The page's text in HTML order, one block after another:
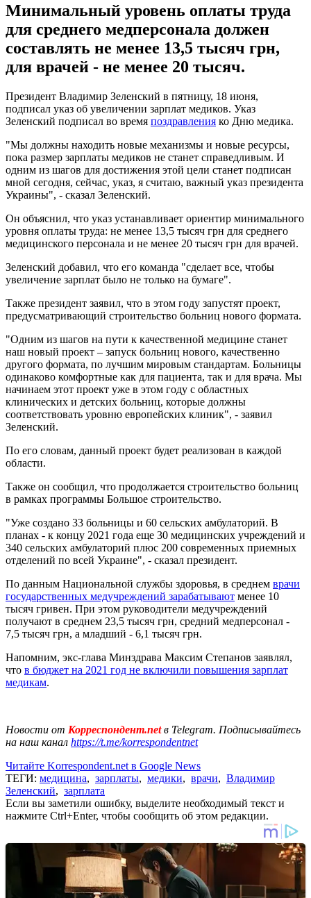
Минимальный уровень оплаты труда
для среднего медперсонала должен
составлять не менее 13,5 тысяч грн,
для врачей - не менее 20 тысяч.
Президент Владимир Зеленский в пятницу, 18 июня,
подписал указ об увеличении зарплат медиков. Указ
Зеленский подписал во время поздравления ко Дню медика.
"Мы должны находить новые механизмы и новые ресурсы,
пока размер зарплаты медиков не станет справедливым. И
одним из шагов для достижения этой цели станет подписан
мной сегодня, сейчас, указ, я считаю, важный указ президента
Украины", - сказал Зеленский.
Он объяснил, что указ устанавливает ориентир минимального
уровня оплаты труда: не менее 13,5 тысяч грн для среднего
медицинского персонала и не менее 20 тысяч грн для врачей.
Зеленский добавил, что его команда "сделает все, чтобы
увеличение зарплат было не только на бумаге".
Также президент заявил, что в этом году запустят проект,
предусматривающий строительство больниц нового формата.
"Одним из шагов на пути к качественной медицине станет
наш новый проект – запуск больниц нового, качественно
другого формата, по лучшим мировым стандартам. Больницы
одинаково комфортные как для пациента, так и для врача. Мы
начинаем этот проект уже в этом году с областных
клинических и детских больниц, которые должны
соответствовать уровню европейских клиник", - заявил
Зеленский.
По его словам, данный проект будет реализован в каждой
области.
Также он сообщил, что продолжается строительство больниц
в рамках программы Большое строительство.
"Уже создано 33 больницы и 60 сельских амбулаторий. В
планах - к концу 2021 года еще 30 медицинских учреждений и
340 сельских амбулаторий плюс 200 современных приемных
отделений по всей Украине", - сказал президент.
По данным Национальной службы здоровья, в среднем врачи
государственных медучреждений зарабатывают менее 10
тысяч гривен. При этом руководители медучреждений
получают в среднем 23,5 тысяч грн, средний медперсонал -
7,5 тысяч грн, а младший - 6,1 тысяч грн.
Напомним, экс-глава Минздрава Максим Степанов заявлял,
что в бюджет на 2021 год не включили повышения зарплат
медикам.
Новости от Корреспондент.netв Telegram. Подписывайтесь
на наш канал https://t.me/korrespondentnet
Читайте Korrespondent.net в Google News
ТЕГИ: медицина, зарплаты, медики, врачи, Владимир
Зеленский, зарплата
Если вы заметили ошибку, выделите необходимый текст и
нажмите Ctrl+Enter, чтобы сообщить об этом редакции.